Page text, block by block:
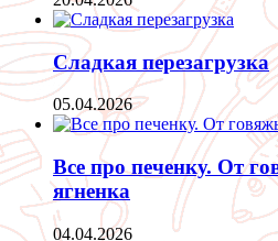
Сладкая перезагрузка
05.04.2026
Все про печенку. От
ягненка
04.04.2026